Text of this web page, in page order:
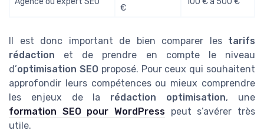
€
Il est donc important de bien comparer les tarifs
rédaction et de prendre en compte le niveau
d’optimisation SEOproposé. Pour ceux qui souhaitent
approfondir leurs compétences ou mieux comprendre
les enjeux de la rédaction optimisation, une
formation SEO pour WordPress peut s’avérer très
utile.